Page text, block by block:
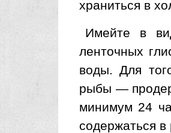
храниться в
Имейте в
ленточных
воды. Для
рыбы —
минимум 24
содержаться